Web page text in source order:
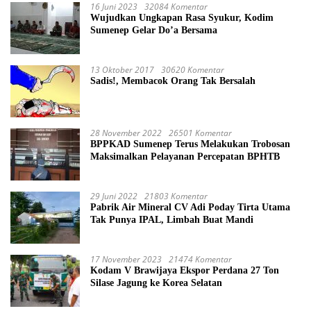
16 Juni 2023 32084 Komentar
Wujudkan Ungkapan Rasa Syukur, Kodim
Sumenep Gelar Do’a Bersama
13 Oktober 2017 30620 Komentar
Sadis!, Membacok Orang Tak Bersalah
28 November 2022 26501 Komentar
BPPKAD Sumenep Terus Melakukan Trobosan
Maksimalkan Pelayanan Percepatan BPHTB
29 Juni 2022 21803 Komentar
Pabrik Air Mineral CV Adi Poday Tirta Utama
Tak Punya IPAL, Limbah Buat Mandi
17 November 2023 21474 Komentar
Kodam V Brawijaya Ekspor Perdana 27 Ton
Silase Jagung ke Korea Selatan